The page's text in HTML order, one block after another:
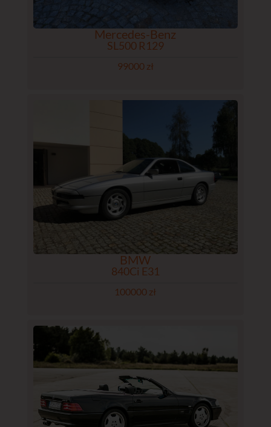
Mercedes-Benz
SL500 R129
99000 zł
BMW
840Ci E31
100000 zł